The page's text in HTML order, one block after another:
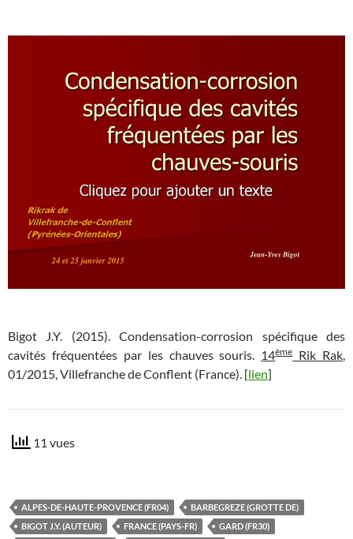
Bigot J.Y. (2015). Condensation-corrosion spécifique des
cavités fréquentées par les chauves souris. 14èmeRik Rak,
01/2015, Villefranche de Conflent (France). [lien]
11 vues
ALPES-DE-HAUTE-PROVENCE (FR04)
BARBEGREZE (GROTTE DE)
BIGOT J.Y. (AUTEUR)
FRANCE (PAYS-FR)
GARD (FR30)